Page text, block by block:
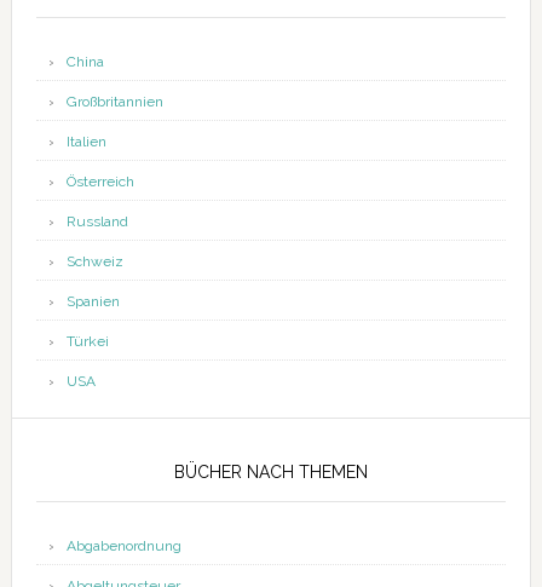
China
Großbritannien
Italien
Österreich
Russland
Schweiz
Spanien
Türkei
USA
BÜCHER NACH THEMEN
Abgabenordnung